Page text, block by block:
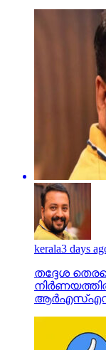
kerala3 days
തദ്ദേശ
ആര്‍എസ്എസ്